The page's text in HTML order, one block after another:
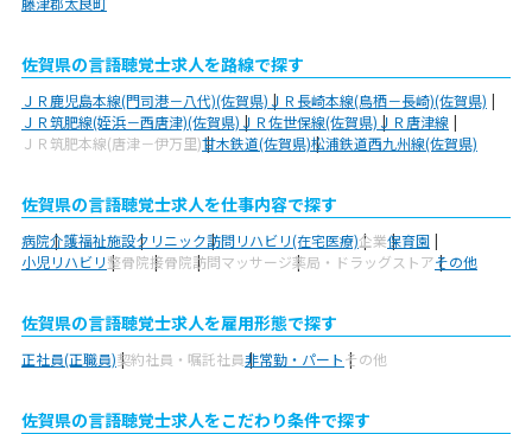
佐賀県の言語聴覚士求人を路線で探す
ＪＲ鹿児島本線(門司港－八代)(佐賀県)ＪＲ長崎本線(鳥栖－長崎)(佐賀県)
ＪＲ筑肥線(姪浜－西唐津)(佐賀県)ＪＲ佐世保線(佐賀県)ＪＲ唐津線
ＪＲ筑肥本線(唐津－伊万里)甘木鉄道(佐賀県)松浦鉄道西九州線(佐賀県)
佐賀県の言語聴覚士求人を仕事内容で探す
病院介護福祉施設クリニック訪問リハビリ(在宅医療)企業保育園
小児リハビリ整骨院接骨院訪問マッサージ薬局・ドラッグストアその他
佐賀県の言語聴覚士求人を雇用形態で探す
正社員(正職員)契約社員・嘱託社員非常勤・パートその他
佐賀県の言語聴覚士求人をこだわり条件で探す